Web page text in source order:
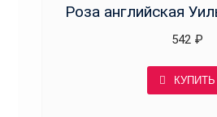
Роза английская
542 ₽
КУПИТЬ